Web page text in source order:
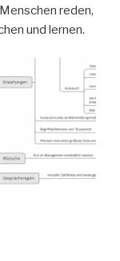
reden,
und lernen.